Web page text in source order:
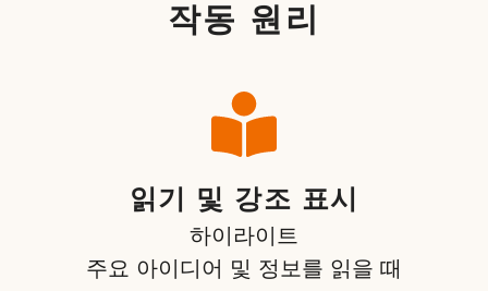
작동 원리
읽기 및 강조 표시
하이라이트
주요 아이디어 및 정보를 읽을 때